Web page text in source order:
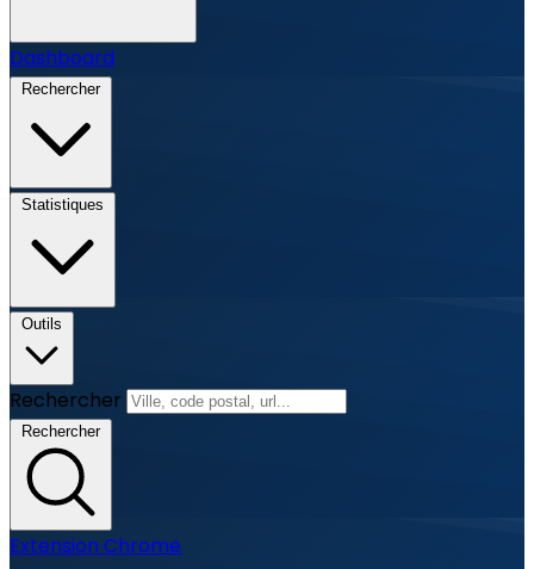
Dashboard
Rechercher
Statistiques
Outils
Rechercher
Rechercher
Extension Chrome